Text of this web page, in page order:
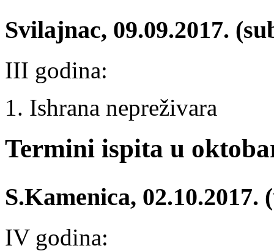
Svilajnac, 09.09.2017.
III godina:
Ishrana nepreživara
Termini ispita u
S.Kamenica, 02.10.2017.
IV godina: